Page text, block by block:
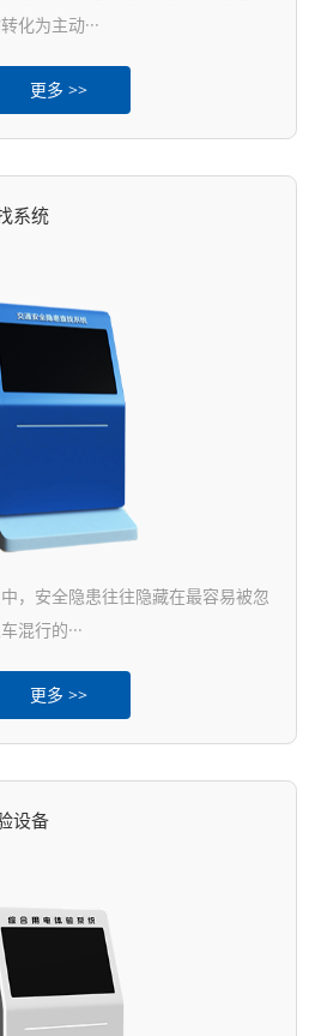
化为主动···
更多 >>
系统
，安全隐患往往隐藏在最容易被忽
行的···
更多 >>
设备